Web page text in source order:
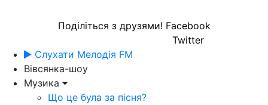
Поділіться з друзями! Facebook
Twitter
Слухати Мелодія FM
Вівсянка-шоу
Музика
Що це була за пісня?